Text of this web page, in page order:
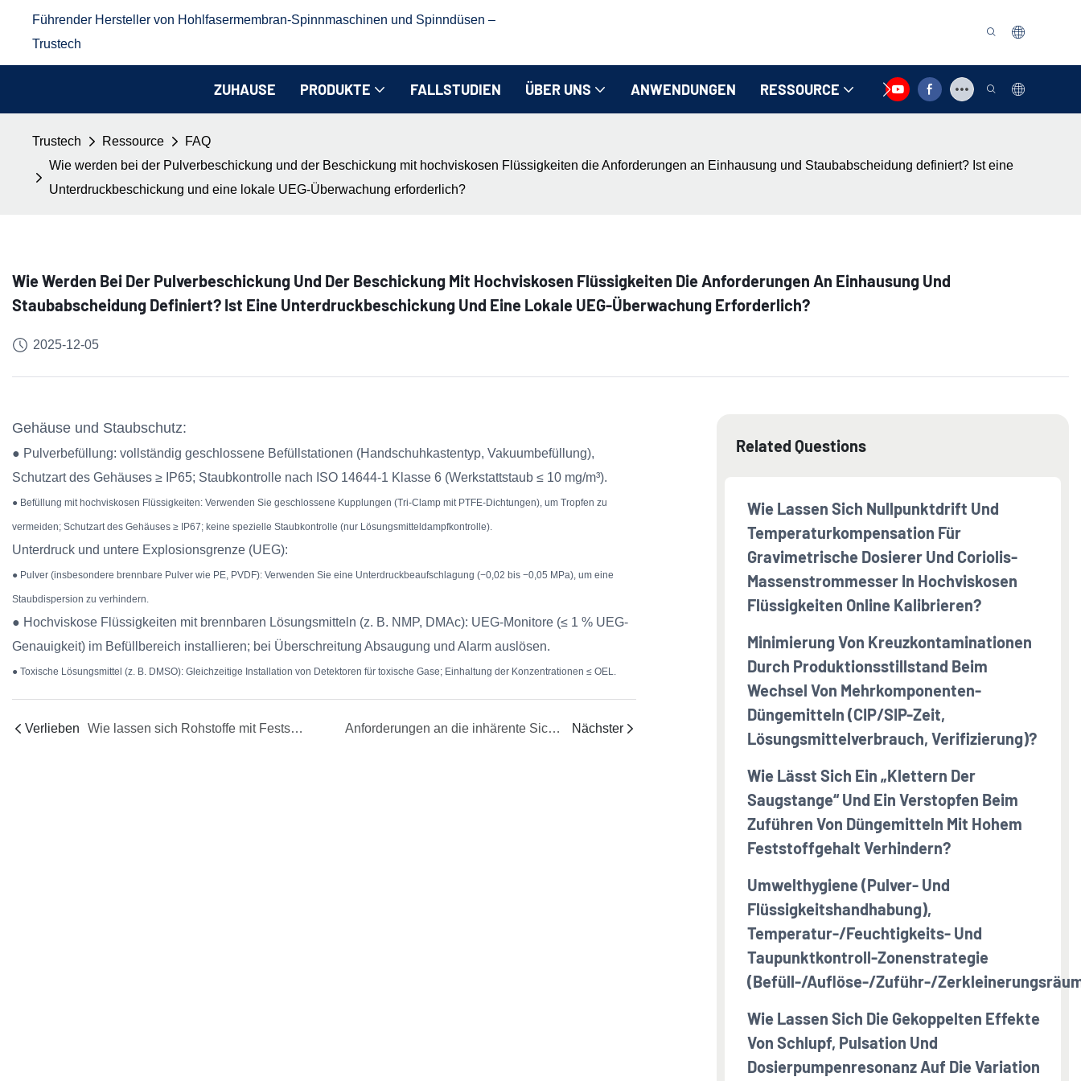
Führender Hersteller von Hohlfasermembran-Spinnmaschinen und Spinndüsen –
Trustech
ZUHAUSE PRODUKTE FALLSTUDIEN ÜBER UNS ANWENDUNGEN RESSOURCE KONTAKTIEREN SIE UNS
Trustech Ressource
FAQ
Wie werden bei der Pulverbeschickung und der Beschickung mit hochviskosen Flüssigkeiten die Anforderungen an Einhausung und Staubabscheidung definiert? Ist eine
Unterdruckbeschickung und eine lokale UEG-Überwachung erforderlich?
Wie Werden Bei Der Pulverbeschickung Und Der Beschickung Mit Hochviskosen Flüssigkeiten Die Anforderungen An Einhausung Und
Staubabscheidung Definiert? Ist Eine Unterdruckbeschickung Und Eine Lokale UEG-Überwachung Erforderlich?
2025-12-05
Gehäuse und Staubschutz:
● Pulverbefüllung: vollständig geschlossene Befüllstationen (Handschuhkastentyp, Vakuumbefüllung),
Schutzart des Gehäuses ≥ IP65; Staubkontrolle nach ISO 14644-1 Klasse 6 (Werkstattstaub ≤ 10 mg/m³).
● Befüllung mit hochviskosen Flüssigkeiten: Verwenden Sie geschlossene Kupplungen (Tri-Clamp mit PTFE-Dichtungen), um Tropfen zu
vermeiden; Schutzart des Gehäuses ≥ IP67; keine spezielle Staubkontrolle (nur Lösungsmitteldampfkontrolle).
Unterdruck und untere Explosionsgrenze (UEG):
● Pulver (insbesondere brennbare Pulver wie PE, PVDF): Verwenden Sie eine Unterdruckbeaufschlagung (−0,02 bis −0,05 MPa), um eine
Staubdispersion zu verhindern.
● Hochviskose Flüssigkeiten mit brennbaren Lösungsmitteln (z. B. NMP, DMAc): UEG-Monitore (≤ 1 % UEG-
Genauigkeit) im Befüllbereich installieren; bei Überschreitung Absaugung und Alarm auslösen.
● Toxische Lösungsmittel (z. B. DMSO): Gleichzeitige Installation von Detektoren für toxische Gase; Einhaltung der Konzentrationen ≤ OEL.
Verlieben Wie lassen sich Rohstoffe mit Feststoffen effektiv filtern und gleichzeitig eine kontinuierliche Zufuhr gewährleisten? Anforderungen an die inhärente Sicherheit bei Staubexplosionen und Lösungsmitteldämpfen (ATEX-Zoneneinteilung/Inertgaszufuhr)? Nächster
Related Questions
Wie Lassen Sich Nullpunktdrift Und
Temperaturkompensation Für
Gravimetrische Dosierer Und Coriolis-
Massenstrommesser In Hochviskosen
Flüssigkeiten Online Kalibrieren?
Minimierung Von Kreuzkontaminationen
Durch Produktionsstillstand Beim
Wechsel Von Mehrkomponenten-
Düngemitteln (CIP/SIP-Zeit,
Lösungsmittelverbrauch, Verifizierung)?
Wie Lässt Sich Ein „Klettern Der
Saugstange“ Und Ein Verstopfen Beim
Zuführen Von Düngemitteln Mit Hohem
Feststoffgehalt Verhindern?
Umwelthygiene (Pulver- Und
Flüssigkeitshandhabung),
Temperatur-/Feuchtigkeits- Und
Taupunktkontroll-Zonenstrategie
(Befüll-/Auflöse-/Zuführ-/
Wie Lassen Sich Die Gekoppelten Effekte
Von Schlupf, Pulsation Und
Dosierpumpenresonanz Auf Die Variation